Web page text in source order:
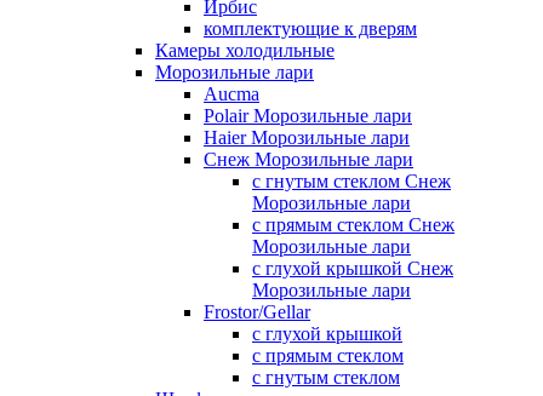
Ирбис
комплектующие к дверям
Камеры холодильные
Морозильные лари
Aucma
Polair Морозильные лари
Haier Морозильные лари
Снеж Морозильные лари
с гнутым стеклом Снеж
Морозильные лари
с прямым стеклом Снеж
Морозильные лари
с глухой крышкой Снеж
Морозильные лари
Frostor/Gellar
с глухой крышкой
с прямым стеклом
с гнутым стеклом